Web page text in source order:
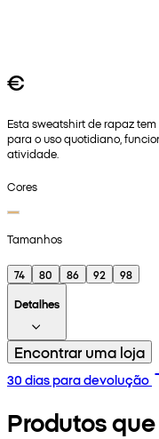
€
Esta sweatshirt de rapaz
para o uso quotidiano,
atividade.
Cores
Tamanhos
74 80 86 92
98
Detalhes
Encontrar uma loja
30 dias para devolução
Produtos